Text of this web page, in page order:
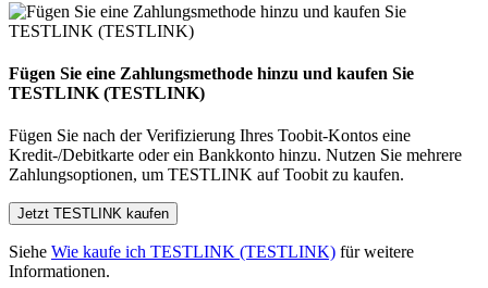
Fügen Sie eine Zahlungsmethode hinzu und kaufen Sie
TESTLINK (TESTLINK)
Fügen Sie nach der Verifizierung Ihres Toobit-Kontos eine
Kredit-/Debitkarte oder ein Bankkonto hinzu. Nutzen Sie mehrere
Zahlungsoptionen, um TESTLINK auf Toobit zu kaufen.
Jetzt TESTLINK kaufen
Siehe Wie kaufe ich TESTLINK (TESTLINK) für weitere
Informationen.